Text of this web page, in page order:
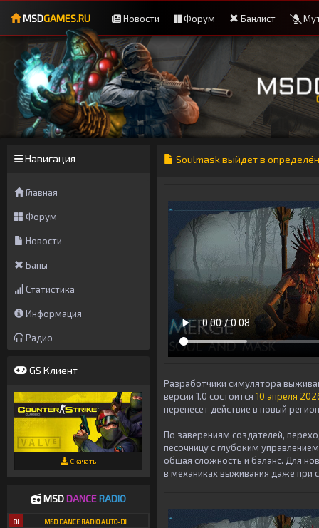
MSDGAMES.RU Новости Форум Банлист
Навигация
Главная
Форум
Новости
Баны
Статистика
Информация
Радио
GS Клиент
Скачать
MSDDANCE RADIO
DJ MSD DANCE RADIO AUTO-DJ
Soulmask выйдет в
Разработчики симулятора
версии 1.0 состоится 10 апреля
перенесет действие в новый
По заверениям создателей,
песочницу с глубоким
общая сложность и баланс. Для
в механиках выживания даже при